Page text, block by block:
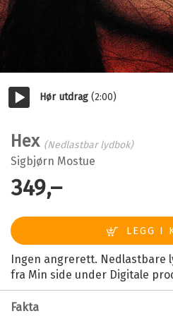
Hør utdrag (2:00)
Hex (Nedlastbar lydbok)
Sigbjørn Mostue
349,–
Ingen angrerett. Nedlastbare
fra Min side under Digitale
Fakta